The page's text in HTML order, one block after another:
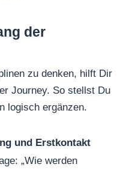
der
zu denken, hilft Dir
Journey. So stellst Du
logisch ergänzen.
und Erstkontakt
„Wie werden